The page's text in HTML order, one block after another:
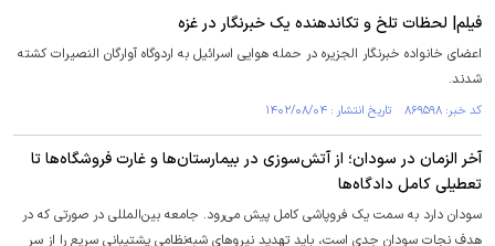
فیلم| لحظات تلخ و تکاندهنده یک خبرنگار در غزه
اعضای خانواده خبرنگار الجزیره در حمله هوایی اسرائیل به اردوگاه آوارگان النصیرات کشته
شدند.
کد خبر: ۸۶۹۵۹۸ تاریخ انتشار : ۱۴۰۲/۰۸/۰۴
آخر الزمان در سودان؛ از آتش‌سوزی در بیمارستان‌ها و غارت فروشگاه‌ها تا
تعطیلی کامل دادگاه‌ها
سودان دارد به سمت یک فروپاشی کامل پیش می‌رود. جامعه بین‌المللی در صورتی که در
هدف نجات سودان جدی است، باید تهدید نیرو‌های شبه‌نظامی پشتیبانی سریع را از سر